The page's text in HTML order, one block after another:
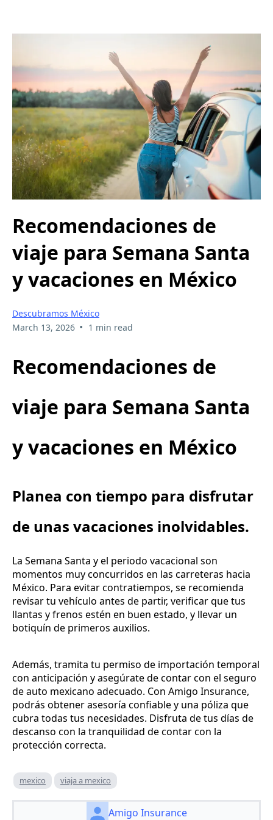
Recomendaciones de
viaje para Semana Santa
y vacaciones en México
Descubramos México
March 13, 2026 • 1 min read
Recomendaciones de
viaje para Semana Santa
y vacaciones en México
Planea con tiempo para disfrutar
de unas vacaciones inolvidables.
La Semana Santa y el periodo vacacional son
momentos muy concurridos en las carreteras hacia
México. Para evitar contratiempos, se recomienda
revisar tu vehículo antes de partir, verificar que tus
llantas y frenos estén en buen estado, y llevar un
botiquín de primeros auxilios.
Además, tramita tu permiso de importación temporal
con anticipación y asegúrate de contar con el seguro
de auto mexicano adecuado. Con Amigo Insurance,
podrás obtener asesoría confiable y una póliza que
cubra todas tus necesidades. Disfruta de tus días de
descanso con la tranquilidad de contar con la
protección correcta.
mexico viaja a mexico
Amigo Insurance